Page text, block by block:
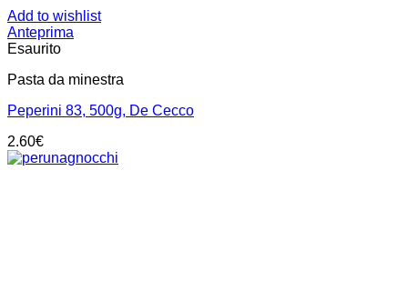
Add to wishlist
Anteprima
Esaurito
Pasta da minestra
Peperini 83, 500g, De Cecco
2.60€